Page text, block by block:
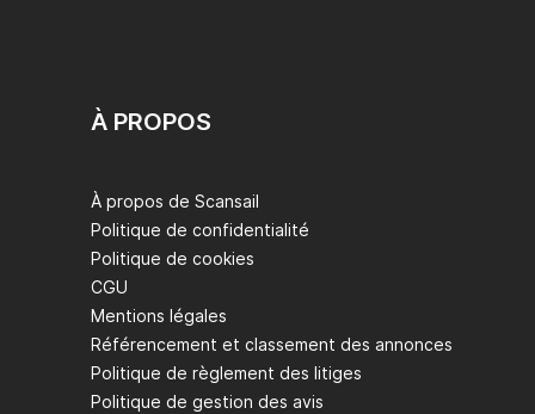
À PROPOS
À propos de Scansail
Politique de confidentialité
Politique de cookies
CGU
Mentions légales
Référencement et classement des annonces
Politique de règlement des litiges
Politique de gestion des avis